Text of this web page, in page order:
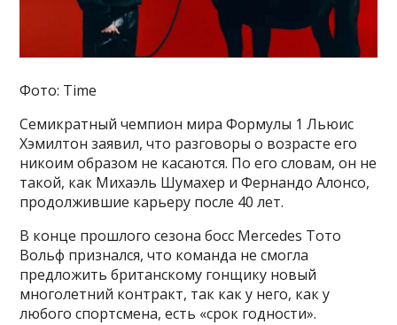
Фото: Time
Семикратный чемпион мира Формулы 1 Льюис
Хэмилтон заявил, что разговоры о возрасте его
никоим образом не касаются. По его словам, он не
такой, как Михаэль Шумахер и Фернандо Алонсо,
продолжившие карьеру после 40 лет.
В конце прошлого сезона босс Mercedes Тото
Вольф признался, что команда не смогла
предложить британскому гонщику новый
многолетний контракт, так как у него, как у
любого спортсмена, есть «срок годности».